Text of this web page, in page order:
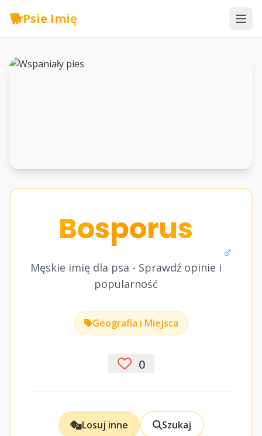
🐕Psie Imię
Bosporus
Męskie imię dla psa - Sprawdź opinie i
popularność
♂
Geografia i Miejsca
0
Losuj inne Szukaj